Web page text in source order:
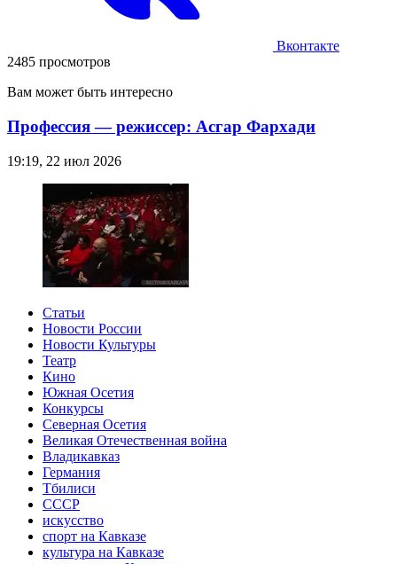
Вконтакте
2485 просмотров
Вам может быть интересно
Профессия — режиссер: Асгар Фархади
19:19, 22 июл 2026
Статьи
Новости России
Новости Культуры
Театр
Кино
Южная Осетия
Конкурсы
Северная Осетия
Великая Отечественная война
Владикавказ
Германия
Тбилиси
СССР
искусство
спорт на Кавказе
культура на Кавказе